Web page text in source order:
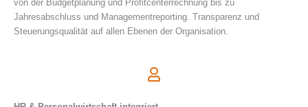
von der Budgetplanung und Profitcenterrechnung bis zu
Jahresabschluss und Managementreporting. Transparenz und
Steuerungsqualität auf allen Ebenen der Organisation.